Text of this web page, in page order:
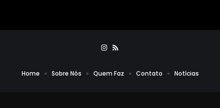
Home Sobre Nós Quem Faz Contato Notícias